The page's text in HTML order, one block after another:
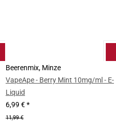
Beerenmix, Minze
VapeApe - Berry Mint 10mg/ml - E-
Liquid
6,99 €*
11,99 €